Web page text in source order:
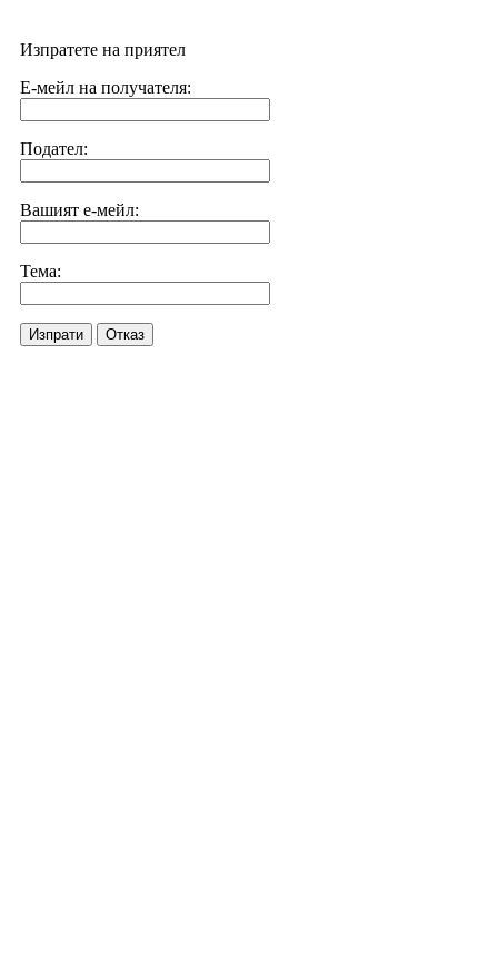
Изпратете на приятел
Е-мейл на получателя:
Подател:
Вашият е-мейл:
Тема:
Изпрати Отказ